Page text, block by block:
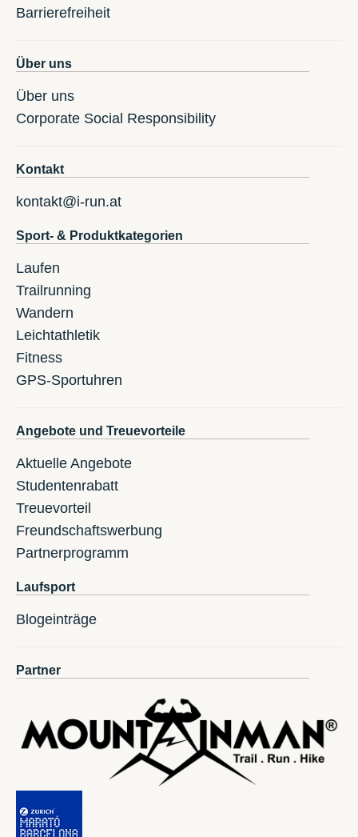
Barrierefreiheit
Über uns
Über uns
Corporate Social Responsibility
Kontakt
kontakt@i-run.at
Sport- & Produktkategorien
Laufen
Trailrunning
Wandern
Leichtathletik
Fitness
GPS-Sportuhren
Angebote und Treuevorteile
Aktuelle Angebote
Studentenrabatt
Treuevorteil
Freundschaftswerbung
Partnerprogramm
Laufsport
Blogeinträge
Partner